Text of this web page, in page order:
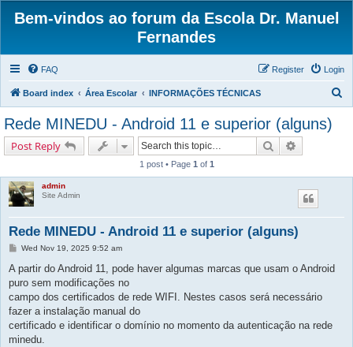
Bem-vindos ao forum da Escola Dr. Manuel
Fernandes
FAQ Login
Register
Board index Área Escolar INFORMAÇÕES TÉCNICAS
Rede MINEDU - Android 11 e superior (alguns)
Post Reply Search
1 post • Page 1 of 1
admin
Site Admin
Rede MINEDU - Android 11 e superior (alguns)
P
s
t
Wed Nov 19, 2025 9:52 am
A partir do Android 11, pode haver algumas marcas que usam o Android
puro sem modificações no
campo dos certificados de rede WIFI. Nestes casos será necessário
fazer a instalação manual do
certificado e identificar o domínio no momento da autenticação na rede
minedu.